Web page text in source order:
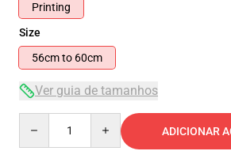
Printing
Size
56cm to 60cm
Ver guia de tamanhos
ADICIONAR